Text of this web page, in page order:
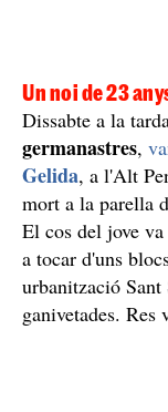
Un noi de 23
Dissabte a la
germanastres,
Gelida, a l'Alt
mort a la parella
El cos del jove
a tocar d'uns
urbanització
ganivetades.